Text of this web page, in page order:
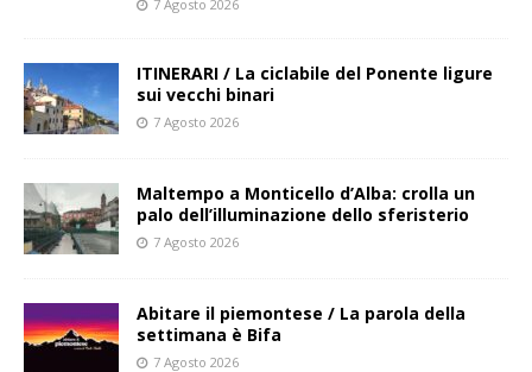
7 Agosto 2026
ITINERARI / La ciclabile del Ponente ligure
sui vecchi binari
7 Agosto 2026
Maltempo a Monticello d’Alba: crolla un
palo dell’illuminazione dello sferisterio
7 Agosto 2026
Abitare il piemontese / La parola della
settimana è Bifa
7 Agosto 2026